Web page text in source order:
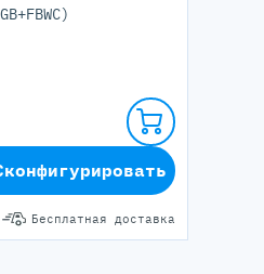
Бесплатная доставка